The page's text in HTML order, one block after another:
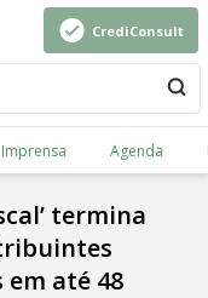
CrediConsult
Imprensa Agenda
termina
até 48